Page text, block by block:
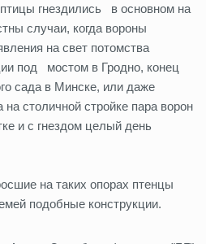
гнездились в основном на
случаи, когда вороны
на свет потомства
под мостом в Гродно, конец
сада в Минске, или даже
на столичной стройке пара ворон
и с гнездом целый день
на таких опорах птенцы
подобные конструкции.